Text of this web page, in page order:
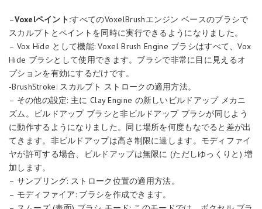
–Voxelペイント:すべてのVoxelBrushエンジン ベースのブラシで
スカルプトとペイントを同時に実行できるようになりました。
– Vox Hide として機能: Voxel Brush Engine ブラシはすべて、Vox
Hide ブラシとして使用できます。ブラシで非常に目に見えるオ
プションを有効にするだけです。
-BrushStroke: スカルプト ストロークの適用方法。
– その他の設定: 主に Clay Engine の新しいビルドアップ メカニ
ズム。ビルドアップ ブラシと非ビルドアップ ブラシが同じよう
に動作するようになりました。同じ場所を何度もなでると差が出
てきます。非ビルドアップは高さ制限に達します。モディファイ
ヤが許可する場合、ビルドアップは無限に (ただしゆっくりと) 増
加します。
– サンプリング: ストローク位置の適用方法。
– モディファイア: ブラシを作成できます。